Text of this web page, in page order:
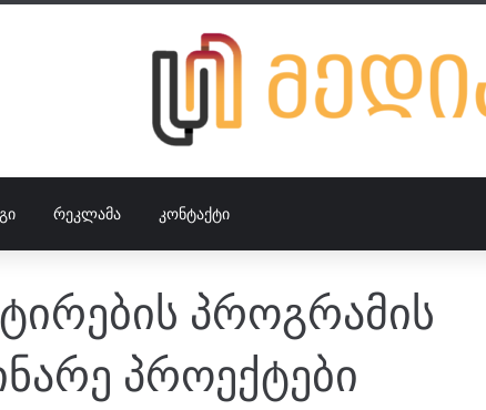
ᲠᲔᲙᲚᲐᲛᲐ ᲙᲝᲜᲢᲐᲥᲢᲘ
პროგრამის
პროექტები